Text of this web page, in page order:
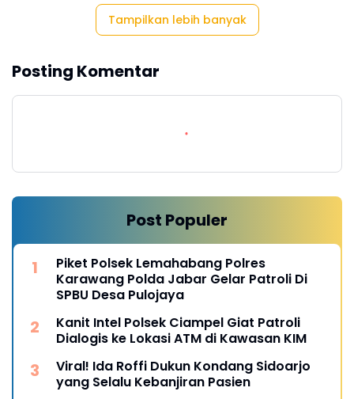
Tampilkan lebih banyak
Posting Komentar
Post Populer
Piket Polsek Lemahabang Polres
Karawang Polda Jabar Gelar Patroli Di
SPBU Desa Pulojaya
Kanit Intel Polsek Ciampel Giat Patroli
Dialogis ke Lokasi ATM di Kawasan KIM
Viral! Ida Roffi Dukun Kondang Sidoarjo
yang Selalu Kebanjiran Pasien